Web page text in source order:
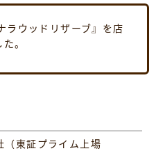
ラウッドリザーブ』を店
。
東証プライム上場